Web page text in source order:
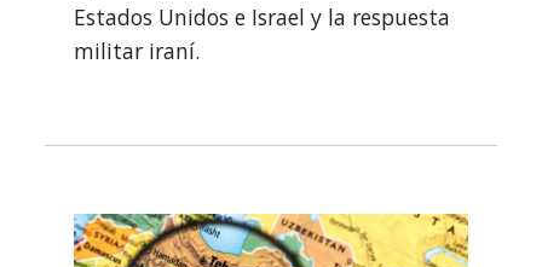
Estados Unidos e Israel y la respuesta
militar iraní.